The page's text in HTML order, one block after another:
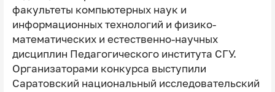
факультеты компьютерных наук и
информационных технологий и физико-
математических и естественно-научных
дисциплин Педагогического института СГУ.
Организаторами конкурса выступили
Саратовский национальный исследовательский